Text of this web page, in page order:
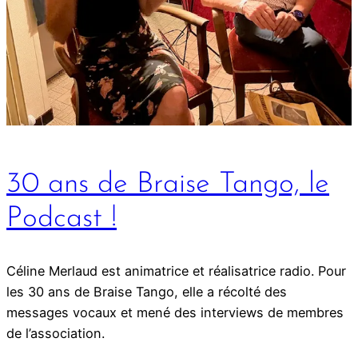
30 ans de Braise Tango, le
Podcast !
Céline Merlaud est animatrice et réalisatrice radio. Pour
les 30 ans de Braise Tango, elle a récolté des
messages vocaux et mené des interviews de membres
de l’association.